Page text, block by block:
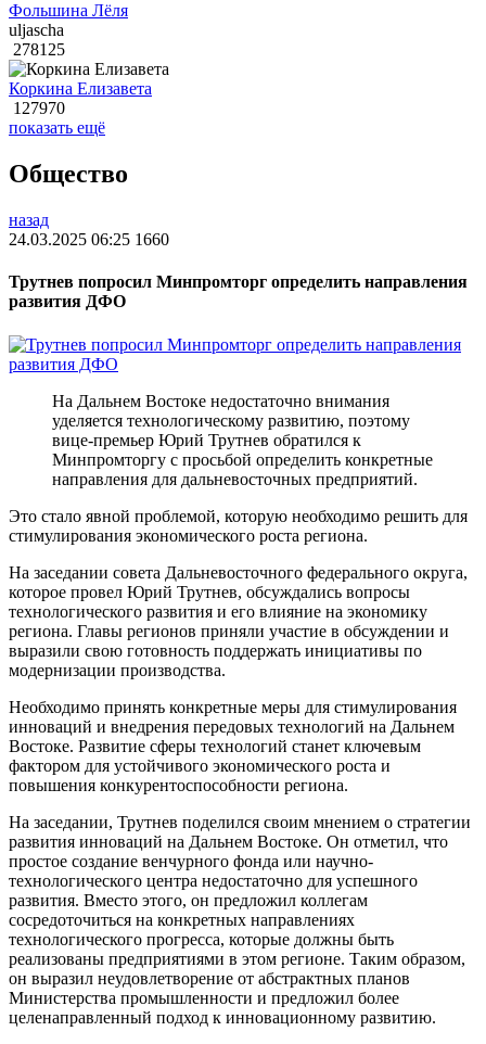
Фольшина Лёля
uljascha
278125
Коркина Елизавета
127970
показать ещё
Общество
назад
24.03.2025 06:25 1660
Трутнев попросил Минпромторг определить направления
развития ДФО
На Дальнем Востоке недостаточно внимания
уделяется технологическому развитию, поэтому
вице-премьер Юрий Трутнев обратился к
Минпромторгу с просьбой определить конкретные
направления для дальневосточных предприятий.
Это стало явной проблемой, которую необходимо решить для
стимулирования экономического роста региона.
На заседании совета Дальневосточного федерального округа,
которое провел Юрий Трутнев, обсуждались вопросы
технологического развития и его влияние на экономику
региона. Главы регионов приняли участие в обсуждении и
выразили свою готовность поддержать инициативы по
модернизации производства.
Необходимо принять конкретные меры для стимулирования
инноваций и внедрения передовых технологий на Дальнем
Востоке. Развитие сферы технологий станет ключевым
фактором для устойчивого экономического роста и
повышения конкурентоспособности региона.
На заседании, Трутнев поделился своим мнением о стратегии
развития инноваций на Дальнем Востоке. Он отметил, что
простое создание венчурного фонда или научно-
технологического центра недостаточно для успешного
развития. Вместо этого, он предложил коллегам
сосредоточиться на конкретных направлениях
технологического прогресса, которые должны быть
реализованы предприятиями в этом регионе. Таким образом,
он выразил неудовлетворение от абстрактных планов
Министерства промышленности и предложил более
целенаправленный подход к инновационному развитию.